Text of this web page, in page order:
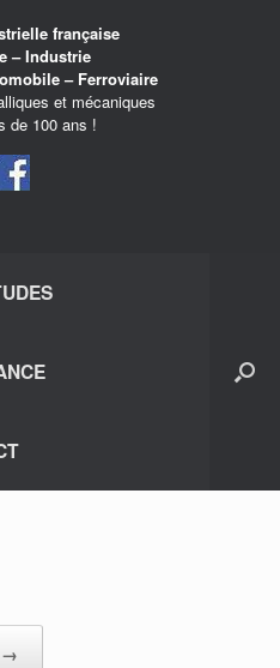
française
– Industrie
– Ferroviaire
et mécaniques
de 100 ans !
→